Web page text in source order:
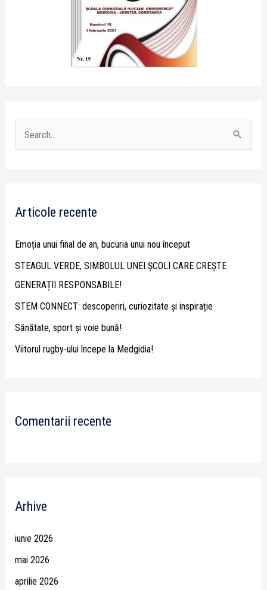
c
o
r
:
Articole recente
Emoția unui final de an, bucuria unui nou început
STEAGUL VERDE, SIMBOLUL UNEI ȘCOLI CARE CREȘTE
GENERAȚII RESPONSABILE!
STEM CONNECT: descoperiri, curiozitate și inspirație
Sănătate, sport și voie bună!
Viitorul rugby-ului începe la Medgidia!
Comentarii recente
Arhive
iunie 2026
mai 2026
aprilie 2026